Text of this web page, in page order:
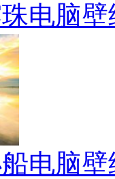
电脑壁
电脑壁